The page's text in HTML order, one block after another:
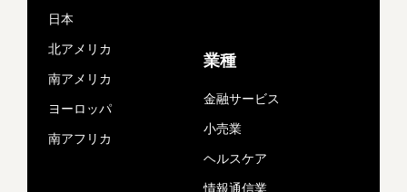
日本
北アメリカ
南アメリカ
ヨーロッパ
南アフリカ
業種
金融サービス
小売業
ヘルスケア
情報通信業